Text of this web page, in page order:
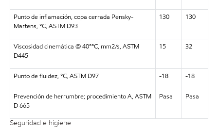
Punto de inflamación, copa cerrada Pensky-
Martens, °C, ASTM D93
130 130
Viscosidad cinemática @ 40°°C, mm2/s, ASTM
D445
15 32
Punto de fluidez, °C, ASTM D97 -18 -18
Prevención de herrumbre; procedimiento A, ASTM
D 665
Pasa Pasa
Seguridad e higiene